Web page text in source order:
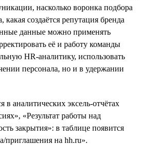
насколько воронка подбора
какая создаётся репутация бренда
данные можно применять
её и работу команды
HR-аналитику, использовать
персонала, но и в удержании
в аналитических эксель-отчётах
«Результат работы над
закрытия»: в таблице появится
приглашения на hh.ru».